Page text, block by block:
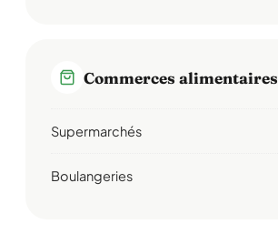
Commerces alimentaires
Supermarchés
Boulangeries